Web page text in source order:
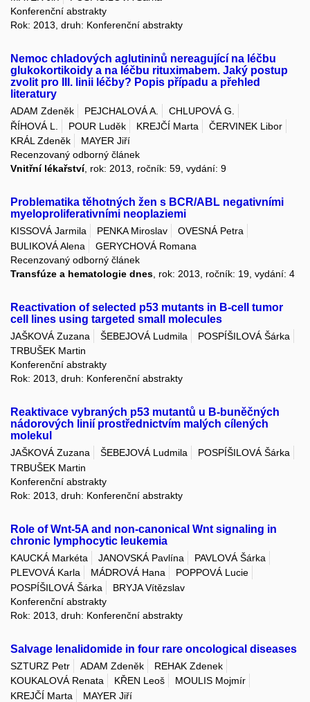
Konferenční abstrakty
Rok: 2013, druh: Konferenční abstrakty
Nemoc chladových aglutininů nereagující na léčbu
glukokortikoidy a na léčbu rituximabem. Jaký postup
zvolit pro III. linii léčby? Popis případu a přehled
literatury
ADAM Zdeněk PEJCHALOVÁ A.
CHLUPOVÁ G.
ŘÍHOVÁ L.
POUR Luděk KREJČÍ Marta
ČERVINEK Libor
KRÁL Zdeněk
MAYER Jiří
Recenzovaný odborný článek
Vnitřní lékařství, rok: 2013, ročník: 59, vydání: 9
Problematika těhotných žen s BCR/ABL negativními
myeloproliferativními neoplaziemi
KISSOVÁ Jarmila PENKA Miroslav
OVESNÁ Petra
BULIKOVÁ Alena
GERYCHOVÁ Romana
Recenzovaný odborný článek
Transfúze a hematologie dnes , rok: 2013, ročník: 19, vydání: 4
Reactivation of selected p53 mutants in B-cell tumor
cell lines using targeted small molecules
JAŠKOVÁ Zuzana ŠEBEJOVÁ Ludmila
POSPÍŠILOVÁ Šárka
TRBUŠEK Martin
Konferenční abstrakty
Rok: 2013, druh: Konferenční abstrakty
Reaktivace vybraných p53 mutantů u B-buněčných
nádorových linií prostřednictvím malých cílených
molekul
JAŠKOVÁ Zuzana ŠEBEJOVÁ Ludmila
POSPÍŠILOVÁ Šárka
TRBUŠEK Martin
Konferenční abstrakty
Rok: 2013, druh: Konferenční abstrakty
Role of Wnt-5A and non-canonical Wnt signaling in
chronic lymphocytic leukemia
KAUCKÁ Markéta JANOVSKÁ Pavlína
PAVLOVÁ Šárka
PLEVOVÁ Karla
MÁDROVÁ Hana
POPPOVÁ Lucie
POSPÍŠILOVÁ Šárka
BRYJA Vítězslav
Konferenční abstrakty
Rok: 2013, druh: Konferenční abstrakty
Salvage lenalidomide in four rare oncological diseases
SZTURZ Petr ADAM Zdeněk
REHAK Zdenek
KOUKALOVÁ Renata
KŘEN Leoš
MOULIS Mojmír
KREJČÍ Marta
MAYER Jiří